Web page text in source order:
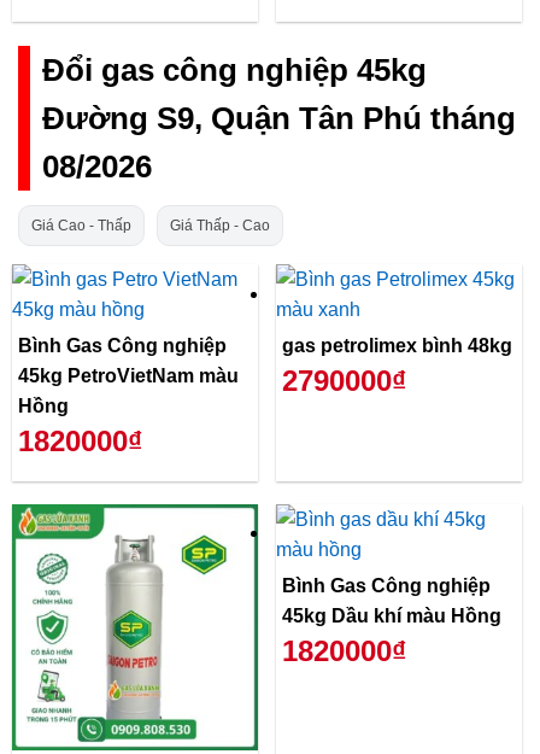
Đổi gas công nghiệp 45kg
Đường S9, Quận Tân Phú tháng
08/2026
Giá Cao - Thấp Giá Thấp - Cao
Bình Gas Công nghiệp
45kg PetroVietNam màu
Hồng
1820000₫
gas petrolimex bình 48kg
2790000₫
Bình Gas Công nghiệp
45kg Dầu khí màu Hồng
1820000₫